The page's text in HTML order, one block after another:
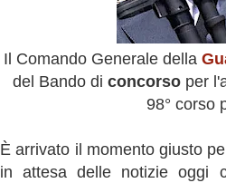
Il Comando Generale della
del Bando di concorsoper
98° corso
È arrivato il momento giusto
in attesa delle notizie oggi